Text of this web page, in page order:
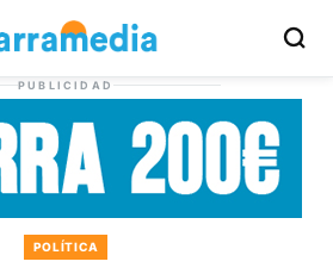
PUBLICIDAD
POLÍTICA